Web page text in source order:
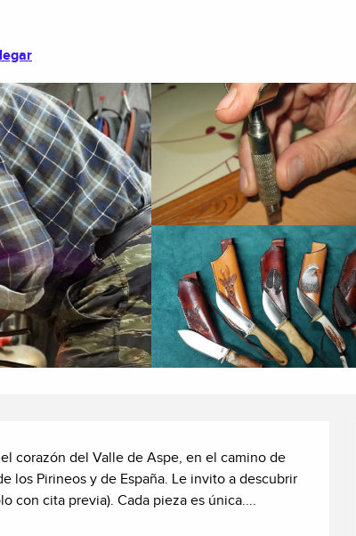
corazón del Valle de Aspe, en el camino de
los Pirineos y de España. Le invito a descubrir
con cita previa). Cada pieza es única....